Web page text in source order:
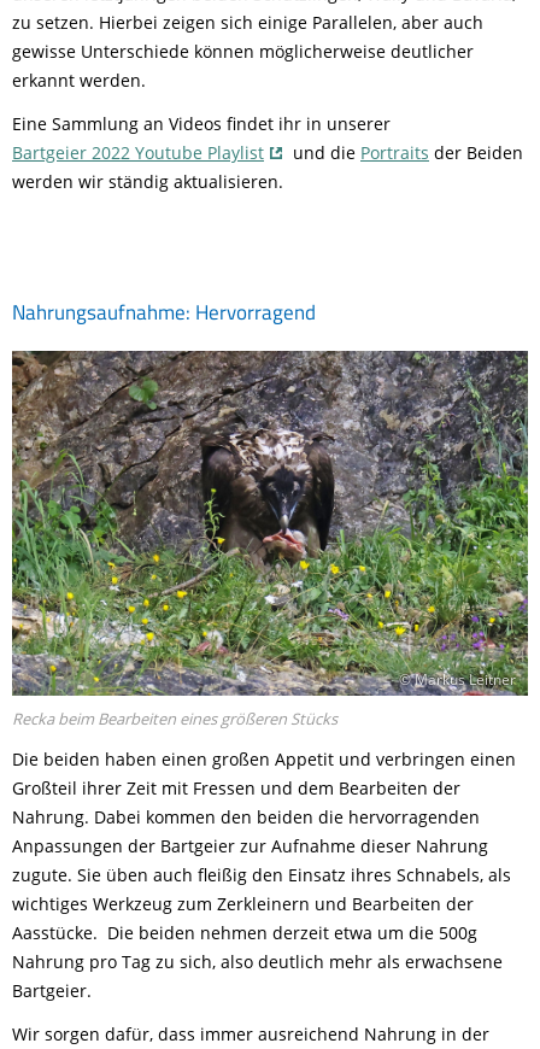
zu setzen. Hierbei zeigen sich einige Parallelen, aber auch
gewisse Unterschiede können möglicherweise deutlicher
erkannt werden.
Eine Sammlung an Videos findet ihr in unserer
Bartgeier 2022 Youtube Playlist
und die Portraits der Beiden
werden wir ständig aktualisieren.
Nahrungsaufnahme: Hervorragend
© Markus Leitner
Recka beim Bearbeiten eines größeren Stücks
Die beiden haben einen großen Appetit und verbringen einen
Großteil ihrer Zeit mit Fressen und dem Bearbeiten der
Nahrung. Dabei kommen den beiden die hervorragenden
Anpassungen der Bartgeier zur Aufnahme dieser Nahrung
zugute. Sie üben auch fleißig den Einsatz ihres Schnabels, als
wichtiges Werkzeug zum Zerkleinern und Bearbeiten der
Aasstücke. Die beiden nehmen derzeit etwa um die 500g
Nahrung pro Tag zu sich, also deutlich mehr als erwachsene
Bartgeier.
Wir sorgen dafür, dass immer ausreichend Nahrung in der